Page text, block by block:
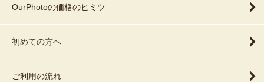
OurPhotoの価格のヒミツ
初めての方へ
ご利用の流れ